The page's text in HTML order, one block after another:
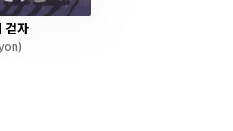
걷자